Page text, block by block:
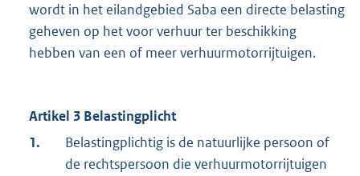
wordt in het eilandgebied Saba een directe belasting
geheven op het voor verhuur ter beschikking
hebben van een of meer verhuurmotorrijtuigen.
Artikel 3 Belastingplicht
1.
Belastingplichtig is de natuurlijke persoon of
de rechtspersoon die verhuurmotorrijtuigen